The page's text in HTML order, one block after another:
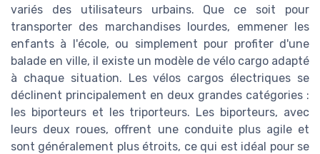
variés des utilisateurs urbains. Que ce soit pour
transporter des marchandises lourdes, emmener les
enfants à l'école, ou simplement pour profiter d'une
balade en ville, il existe un modèle de vélo cargo adapté
à chaque situation. Les vélos cargos électriques se
déclinent principalement en deux grandes catégories :
les biporteurs et les triporteurs. Les biporteurs, avec
leurs deux roues, offrent une conduite plus agile et
sont généralement plus étroits, ce qui est idéal pour se